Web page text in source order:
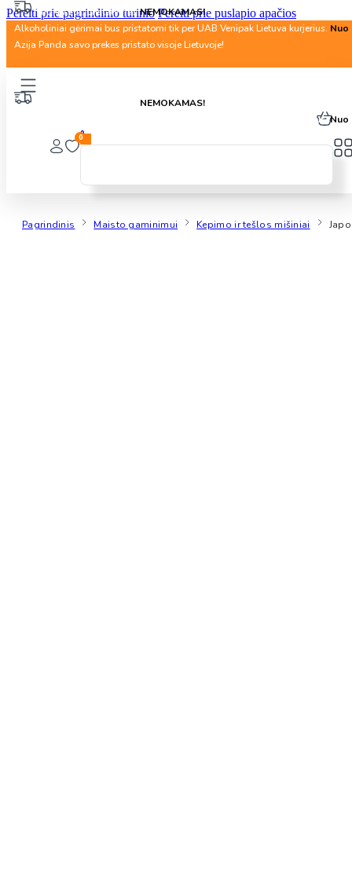
Pereiti prie pagrindinio turinio Pereiti prie puslapio apačios
Nuo 40 Eur. pristatymasNEMOKAMAS!
Alkoholiniai gėrimai bus pristatomi tik per UAB Venipak Lietuva kurjerius. Nuo
Azija Panda savo prekes pristato visoje Lietuvoje!
NEMOKAMAS!
Alkoholiniai gėrimai bus pristatomi tik per UAB Venipak Lietuva kurjerius.Nuo
00
Pagrindinis Maisto gaminimui Kepimo ir tešlos mišiniai